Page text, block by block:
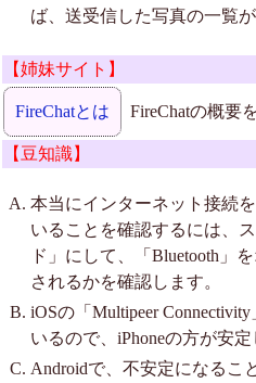
ば、送受信した写真の一覧が
【姉妹サイト】
FireChatとは FireChatの概要
【豆知識】
本当にインターネット接続
いることを確認するには、
ド」にして、「Bluetooth」
されるかを確認します。
iOSの「Multipeer
いるので、iPhoneの方が安定
Androidで、不安定になるこ